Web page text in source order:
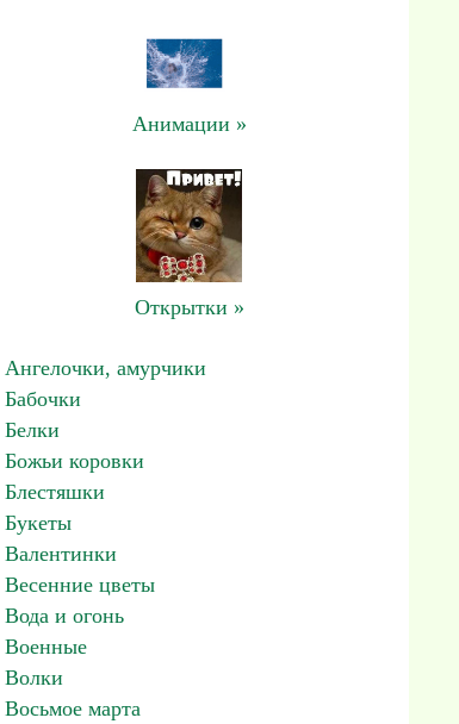
Анимации »
Открытки »
Ангелочки, амурчики
Бабочки
Белки
Божьи коровки
Блестяшки
Букеты
Валентинки
Весенние цветы
Вода и огонь
Военные
Волки
Восьмое марта